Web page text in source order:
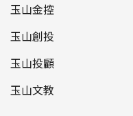
玉山金控
玉山創投
玉山投顧
玉山文教